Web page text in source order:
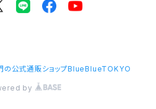
の公式通販ショップBlueBlueTOKYO
by